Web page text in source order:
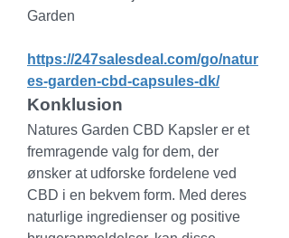
Garden
https://247salesdeal.com/go/natur
es-garden-cbd-capsules-dk/
Konklusion
Natures Garden CBD Kapsler er et
fremragende valg for dem, der
ønsker at udforske fordelene ved
CBD i en bekvem form. Med deres
naturlige ingredienser og positive